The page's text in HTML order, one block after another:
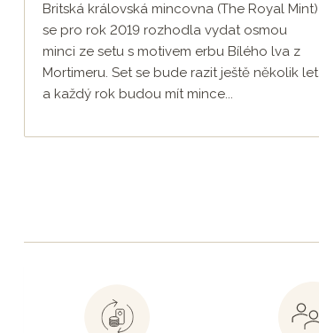
Britská královská mincovna (The Royal Mint)
se pro rok 2019 rozhodla vydat osmou
minci ze setu s motivem erbu Bílého lva z
Mortimeru. Set se bude razit ještě několik let
a každý rok budou mít mince...